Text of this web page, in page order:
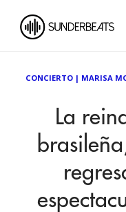
CONCIERTO | MARISA
La